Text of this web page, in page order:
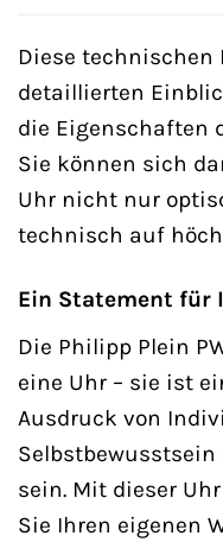
Diese technischen
detaillierten
die Eigenschaften
Sie können sich
Uhr nicht nur
technisch auf
Ein Statement
Die Philipp Plein
eine Uhr – sie ist
Ausdruck von
sein. Mit dieser
Sie Ihren eigenen